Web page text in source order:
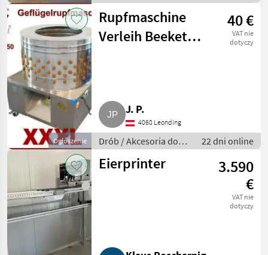
hodowli drobiu
Ogłoszenie
Rupfmaschine
Verleih Beeketal
40 €
VAT nie
dotyczy
J. P.
4060 Leonding
Drób / Akcesoria do
hodowli drobiu
22 dni online
Eierprinter
3.590
€
VAT nie
dotyczy